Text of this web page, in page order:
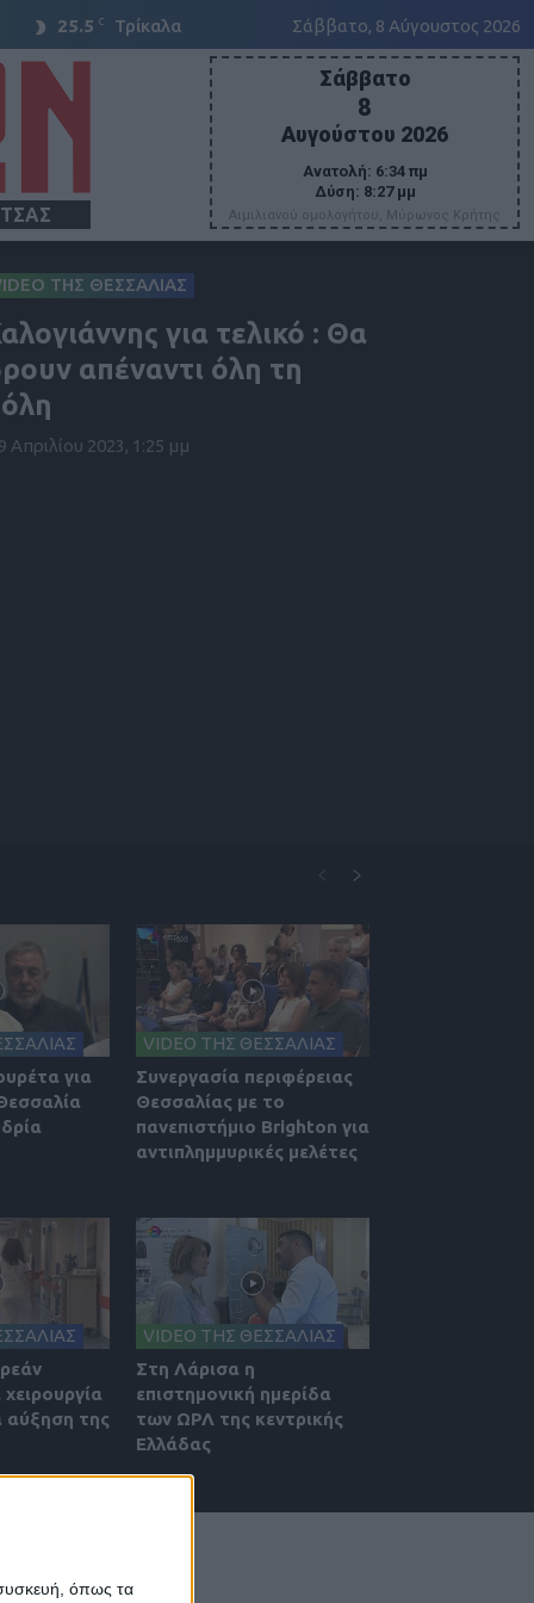
όπως τα
25.5 C Τρίκαλα Σάββατο, 8 Αύγουστος 2026
Σάββατο
8
Αυγούστου 2026
Ανατολή: 6:34 πμ
Δύση: 8:27 μμ
Αιμιλιανού ομολογήτου, Μύρωνος Κρήτης
ΤΗΣ ΘΕΣΣΑΛΙΑΣ
για τελικό : Θα
απέναντι όλη τη
Απριλίου 2023, 1:25 μμ
για
VIDEO ΤΗΣ ΘΕΣΣΑΛΙΑΣ
Συνεργασία περιφέρειας
Θεσσαλίας με το
πανεπιστήμιο Brighton για
αντιπλημμυρικές μελέτες
αύξηση της
VIDEO ΤΗΣ ΘΕΣΣΑΛΙΑΣ
Στη Λάρισα η
επιστημονική ημερίδα
των ΩΡΛ της κεντρικής
Ελλάδας